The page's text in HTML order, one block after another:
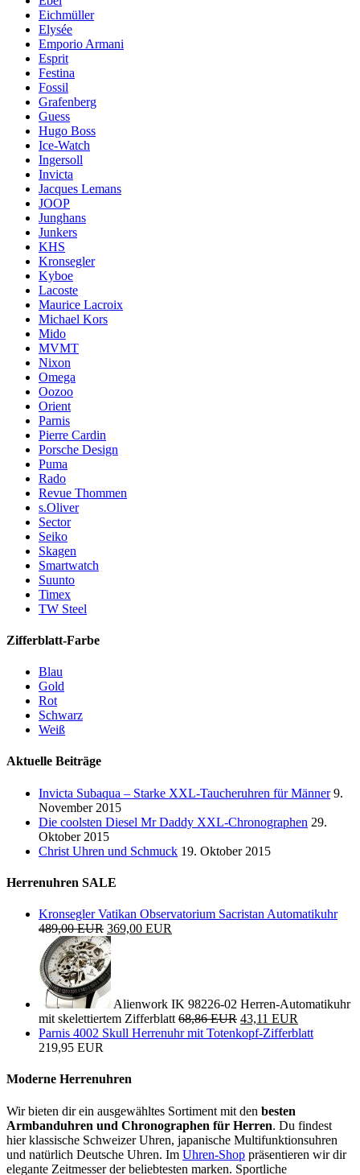
Eichmüller
Elysée
Emporio Armani
Esprit
Festina
Fossil
Grafenberg
Guess
Hugo Boss
Ice-Watch
Ingersoll
Invicta
Jacques Lemans
JOOP
Junghans
Junkers
KHS
Kronsegler
Kyboe
Lacoste
Maurice Lacroix
Michael Kors
Mido
MVMT
Nixon
Omega
Oozoo
Orient
Parnis
Pierre Cardin
Porsche Design
Puma
Rado
Revue Thommen
s.Oliver
Sector
Seiko
Skagen
Smartwatch
Suunto
Timex
TW Steel
Zifferblatt-Farbe
Blau
Gold
Rot
Schwarz
Weiß
Aktuelle Beiträge
Invicta Subaqua – Starke XXL-Taucheruhren für Männer 9.
November 2015
Die coolsten Diesel Mr Daddy XXL-Chronographen 29.
Oktober 2015
Christ Uhren und Schmuck 19. Oktober 2015
Herrenuhren SALE
Kronsegler Vatikan Observatorium Sacristan Automatikuhr
489,00 EUR 369,00 EUR
Alienwork IK 98226-02 Herren-Automatikuhr
mit skelettiertem Zifferblatt 68,86 EUR 43,11 EUR
Parnis 4002 Skull Herrenuhr mit Totenkopf-Zifferblatt
219,95 EUR
Moderne Herrenuhren
Wir bieten dir ein ausgewähltes Sortiment mit den besten
Armbanduhren und Chronographen für Herren. Du findest
hier klassische Schweizer Uhren, japanische Multifunktionsuhren
und natürlich Deutsche Uhren. Im Uhren-Shop präsentieren wir dir
elegante Zeitmesser der beliebtesten marken. Sportliche